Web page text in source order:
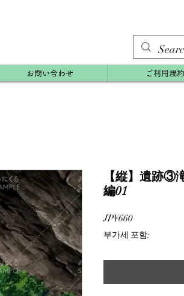
お問い合わせ ご利用規約
【縦】遺跡③
編01
JP¥660가
격
부가세 포함: